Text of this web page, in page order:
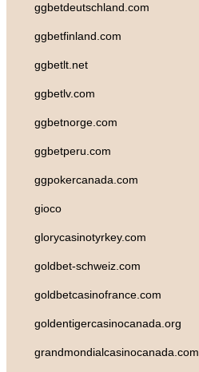
ggbetdeutschland.com
ggbetfinland.com
ggbetlt.net
ggbetlv.com
ggbetnorge.com
ggbetperu.com
ggpokercanada.com
gioco
glorycasinotyrkey.com
goldbet-schweiz.com
goldbetcasinofrance.com
goldentigercasinocanada.org
grandmondialcasinocanada.com